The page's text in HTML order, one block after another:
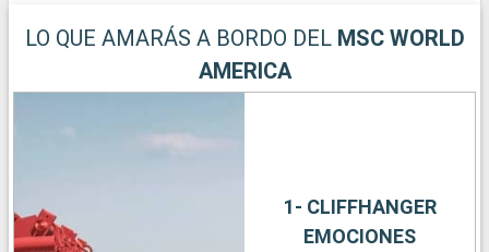
LO QUE AMARÁS A BORDO DEL MSC WORLD
AMERICA
1- CLIFFHANGER
EMOCIONES